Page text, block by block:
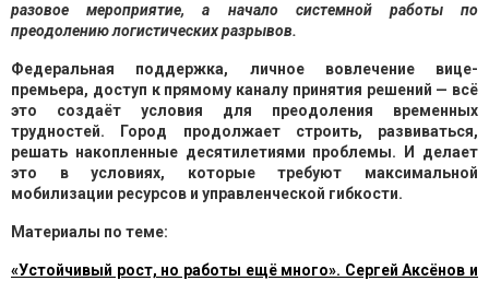
разовое мероприятие, а начало системной работы по
преодолению логистических разрывов.
Федеральная поддержка, личное вовлечение вице-
премьера, доступ к прямому каналу принятия решений — всё
это создаёт условия для преодоления временных
трудностей. Город продолжает строить, развиваться,
решать накопленные десятилетиями проблемы. И делает
это в условиях, которые требуют максимальной
мобилизации ресурсов и управленческой гибкости.
Материалы по теме:
«Устойчивый рост, но работы ещё много». Сергей Аксёнов и